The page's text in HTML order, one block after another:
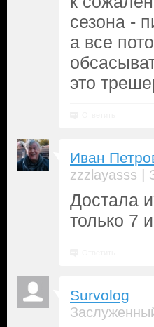
сезона -
а все
это
Иван
zzzlayasss |
Достала
только 7
Survolog